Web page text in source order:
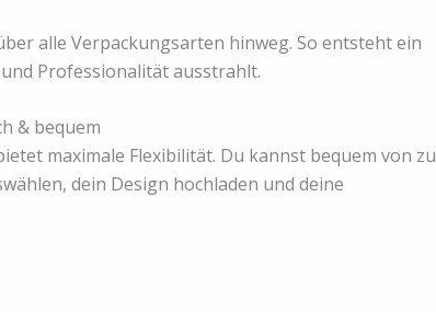
alle Verpackungsarten hinweg. So entsteht ein
Professionalität ausstrahlt.
& bequem
maximale Flexibilität. Du kannst bequem von zu
dein Design hochladen und deine